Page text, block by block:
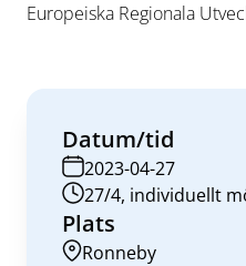
Europeiska Regionala
Datum/tid
2023-04-27
27/4, individuellt
Plats
Ronneby